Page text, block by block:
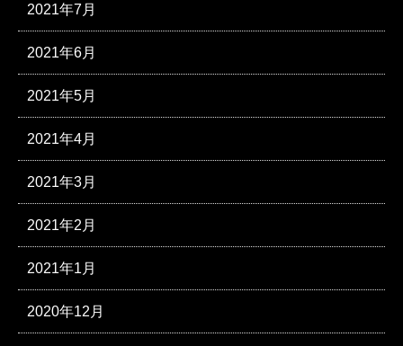
2021年7月
2021年6月
2021年5月
2021年4月
2021年3月
2021年2月
2021年1月
2020年12月